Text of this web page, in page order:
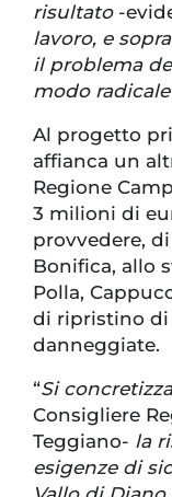
risultato-
lavoro, e
il problema
modo
Al progetto
affianca un
Regione
3 milioni di
provvedere,
Bonifica, allo
Polla,
di ripristino di
danneggiate.
“Si
Consigliere
Teggiano- la
esigenze di